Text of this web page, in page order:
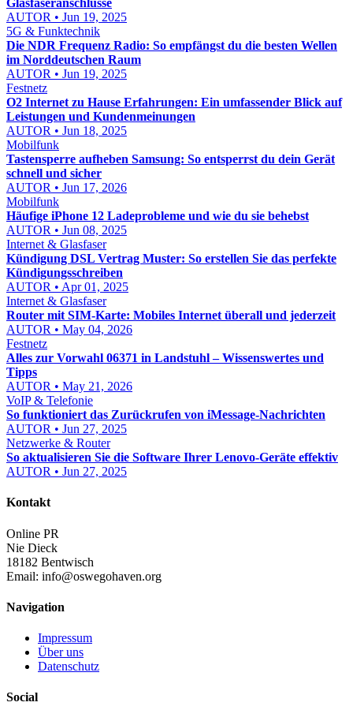
Glasfaseranschlüsse
AUTOR • Jun 19, 2025
5G & Funktechnik
Die NDR Frequenz Radio: So empfängst du die besten Wellen
im Norddeutschen Raum
AUTOR • Jun 19, 2025
Festnetz
O2 Internet zu Hause Erfahrungen: Ein umfassender Blick auf
Leistungen und Kundenmeinungen
AUTOR • Jun 18, 2025
Mobilfunk
Tastensperre aufheben Samsung: So entsperrst du dein Gerät
schnell und sicher
AUTOR • Jun 17, 2026
Mobilfunk
Häufige iPhone 12 Ladeprobleme und wie du sie behebst
AUTOR • Jun 08, 2025
Internet & Glasfaser
Kündigung DSL Vertrag Muster: So erstellen Sie das perfekte
Kündigungsschreiben
AUTOR • Apr 01, 2025
Internet & Glasfaser
Router mit SIM-Karte: Mobiles Internet überall und jederzeit
AUTOR • May 04, 2026
Festnetz
Alles zur Vorwahl 06371 in Landstuhl – Wissenswertes und
Tipps
AUTOR • May 21, 2026
VoIP & Telefonie
So funktioniert das Zurückrufen von iMessage-Nachrichten
AUTOR • Jun 27, 2025
Netzwerke & Router
So aktualisieren Sie die Software Ihrer Lenovo-Geräte effektiv
AUTOR • Jun 27, 2025
Kontakt
Online PR
Nie Dieck
18182 Bentwisch
Email: info@oswegohaven.org
Navigation
Impressum
Über uns
Datenschutz
Social